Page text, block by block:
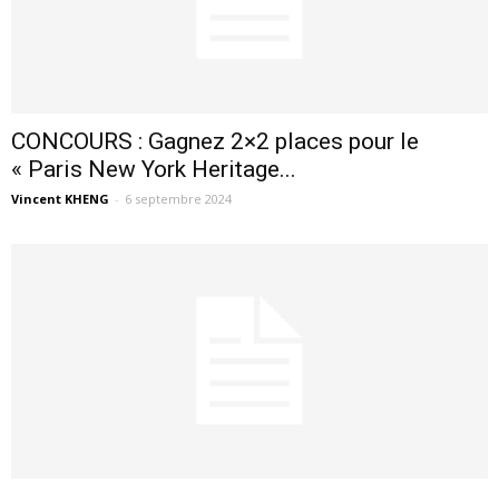
CONCOURS : Gagnez 2×2 places pour le
« Paris New York Heritage...
Vincent KHENG - 6 septembre 2024